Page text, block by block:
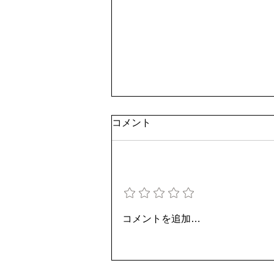
＊Order made＊ 回転式ダイ
コメント
コメントを追加…